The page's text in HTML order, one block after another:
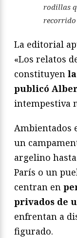
rodillas
recorrido
La editorial
«Los relatos
constituyen
publicó
intempestiva
Ambientados
un
argelino
París o un
centran en
privados de
enfrentan a
figurado.